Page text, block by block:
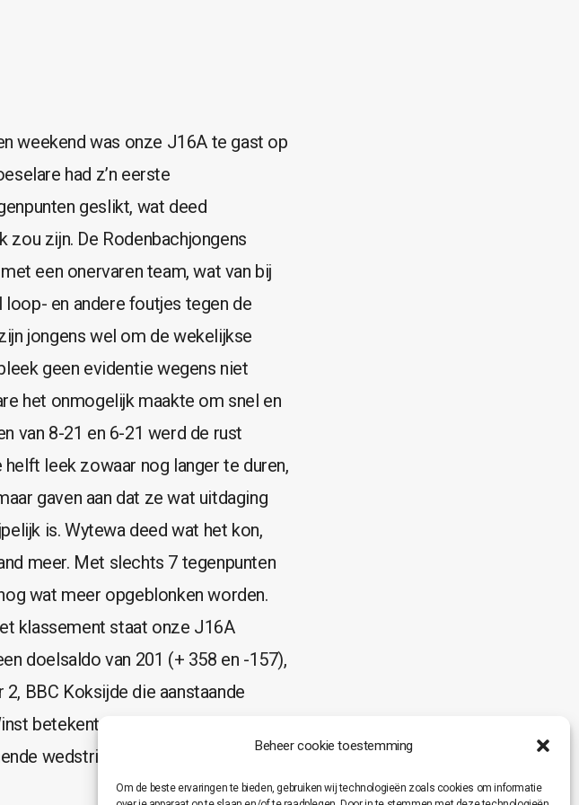
Beheer cookie toestemming
Om de beste ervaringen te bieden, gebruiken wij technologieën zoals cookies om informatie
weekend was onze J16A te gast op
had z’n eerste
geslikt, wat deed
zijn. De Rodenbachjongens
een onervaren team, wat van bij
loop- en andere foutjes tegen de
jongens wel om de wekelijkse
geen evidentie wegens niet
het onmogelijk maakte om snel en
van 8-21 en 6-21 werd de rust
leek zowaar nog langer te duren,
gaven aan dat ze wat uitdaging
is. Wytewa deed wat het kon,
meer. Met slechts 7 tegenpunten
wat meer opgeblonken worden.
klassement staat onze J16A
doelsaldo van 201 (+ 358 en -157),
BBC Koksijde die aanstaande
betekent halfweg de heenronde
wedstrijden voorsprong op alle